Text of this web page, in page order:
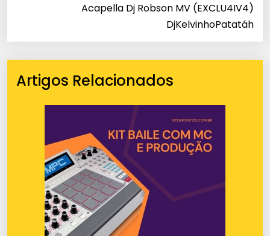
Acapella Dj Robson MV (EXCLU4IV4)
DjKelvinhoPatatáh
Artigos Relacionados